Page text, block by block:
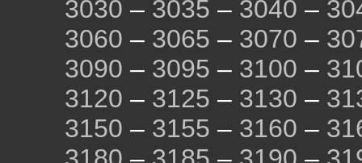
3030 – 3035 – 3040 –
3060 – 3065 – 3070 –
3090 – 3095 – 3100 –
3120 – 3125 – 3130 –
3150 – 3155 – 3160 –